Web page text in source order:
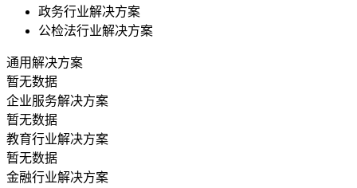
政务行业解决方案
公检法行业解决方案
通用解决方案
暂无数据
企业服务解决方案
暂无数据
教育行业解决方案
暂无数据
金融行业解决方案